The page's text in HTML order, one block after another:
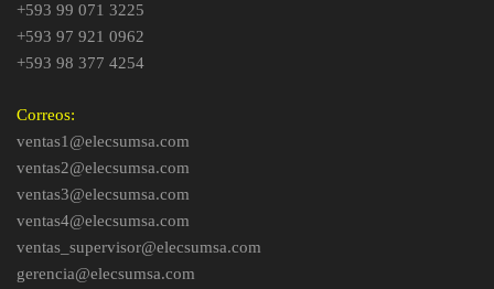
+593 99 071 3225
+593 97 921 0962
+593 98 377 4254
Correos:
ventas1@elecsumsa.com
ventas2@elecsumsa.com
ventas3@elecsumsa.com
ventas4@elecsumsa.com
ventas_supervisor@elecsumsa.com
gerencia@elecsumsa.com